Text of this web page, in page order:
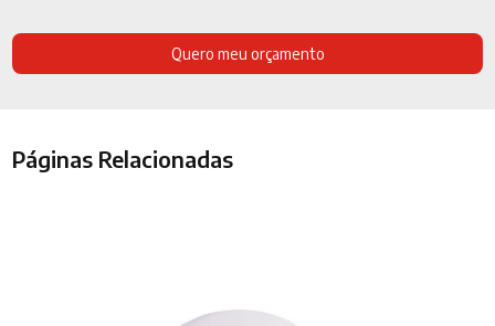
Quero meu orçamento
Páginas Relacionadas